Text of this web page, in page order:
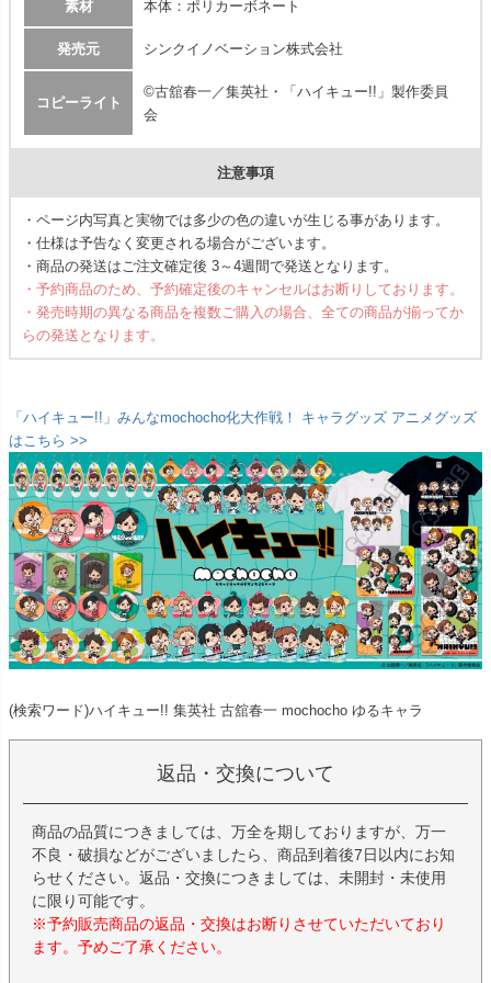
素材 本体：ポリカーボネート
発売元 シンクイノベーション株式会社
コピーライト
©古舘春一／集英社・「ハイキュー!!」製作委員
会
注意事項
・ページ内写真と実物では多少の色の違いが生じる事があります。
・仕様は予告なく変更される場合がございます。
・商品の発送はご注文確定後 3～4週間で発送となります。
・予約商品のため、予約確定後のキャンセルはお断りしております。
・発売時期の異なる商品を複数ご購入の場合、全ての商品が揃ってか
らの発送となります。
「ハイキュー!!」みんなmochocho化大作戦！ キャラグッズ アニメグッズ
はこちら >>
(検索ワード)ハイキュー!! 集英社 古舘春一 mochocho ゆるキャラ
返品・交換について
商品の品質につきましては、万全を期しておりますが、万一
不良・破損などがございましたら、商品到着後7日以内にお知
らせください。返品・交換につきましては、未開封・未使用
に限り可能です。
※予約販売商品の返品・交換はお断りさせていただいており
ます。予めご了承ください。